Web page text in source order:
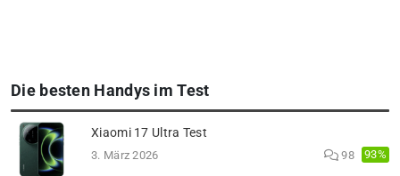
Die besten Handys im Test
Xiaomi 17 Ultra Test
3. März 2026 98 93%